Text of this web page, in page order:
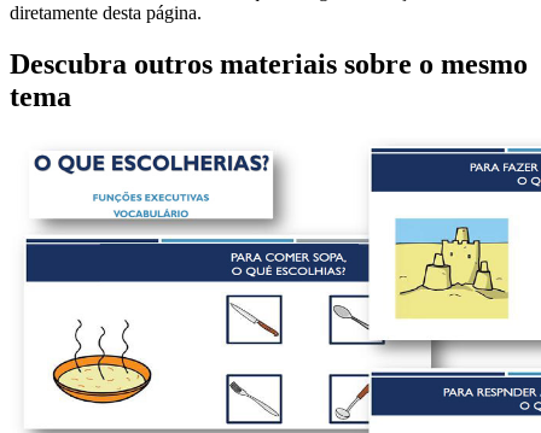
diretamente desta página.
Descubra outros materiais sobre o mesmo
tema